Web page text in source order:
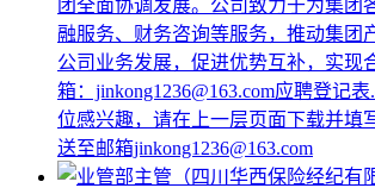
团全面协调发展。公司致力于为集团
融服务、财务咨询等服务，推动集团
公司业务发展，促进优势互补，实现
箱：jinkong1236@163.com应聘登记
位感兴趣，请在上一层页面下载并填
送至邮箱jinkong1236@163.com